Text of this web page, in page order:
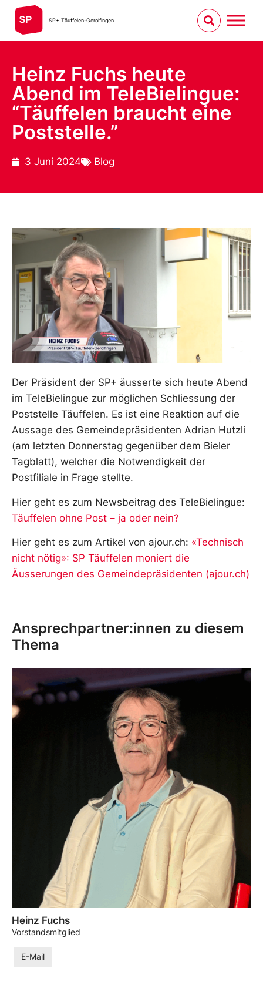
SP+ Täuffelen-Gerolfingen
Heinz Fuchs heute
Abend im TeleBielingue:
“Täuffelen braucht eine
Poststelle.”
3 Juni 2024 Blog
Der Präsident der SP+ äusserte sich heute Abend
im TeleBielingue zur möglichen Schliessung der
Poststelle Täuffelen. Es ist eine Reaktion auf die
Aussage des Gemeindepräsidenten Adrian Hutzli
(am letzten Donnerstag gegenüber dem Bieler
Tagblatt), welcher die Notwendigkeit der
Postfiliale in Frage stellte.
Hier geht es zum Newsbeitrag des TeleBielingue:
Täuffelen ohne Post – ja oder nein?
Hier geht es zum Artikel von ajour.ch: «Technisch
nicht nötig»: SP Täuffelen moniert die
Äusserungen des Gemeindepräsidenten (ajour.ch)
Ansprechpartner:innen zu diesem
Thema
Heinz Fuchs
Vorstandsmitglied
E-Mail